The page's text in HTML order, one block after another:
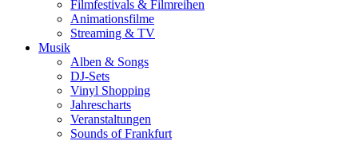
Filmfestivals & Filmreihen
Animationsfilme
Streaming & TV
Musik
Alben & Songs
DJ-Sets
Vinyl Shopping
Jahrescharts
Veranstaltungen
Sounds of Frankfurt